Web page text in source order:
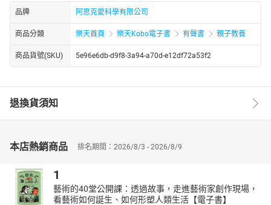
品牌 阿思克愛科學有限公司
商品分類 樂天首頁 樂天Kobo電子書 有聲書 親子教養
商品貨號(SKU) 5e96e6db-d9f8-3a94-a70d-e12df72a53f2
退換貨須知
本店熱銷商品 排名期間：2026/8/3 - 2026/8/9
1
藝術的40堂公開課：透過故事，走進藝術家創作現場，
看藝術如何誕生、如何形塑人類生活【電子書】